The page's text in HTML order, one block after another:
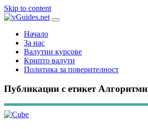
Skip to content
Начало
За нас
Валутни курсове
Крипто валути
Политика за поверителност
Публикации с етикет Алгоритми